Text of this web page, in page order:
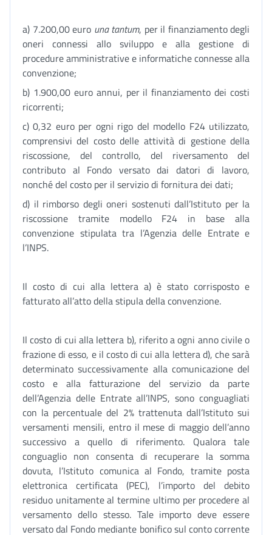
a) 7.200,00 euro una tantum, per il finanziamento degli
oneri connessi allo sviluppo e alla gestione di
procedure amministrative e informatiche connesse alla
convenzione;
b) 1.900,00 euro annui, per il finanziamento dei costi
ricorrenti;
c) 0,32 euro per ogni rigo del modello F24 utilizzato,
comprensivi del costo delle attività di gestione della
riscossione, del controllo, del riversamento del
contributo al Fondo versato dai datori di lavoro,
nonché del costo per il servizio di fornitura dei dati;
d) il rimborso degli oneri sostenuti dall’Istituto per la
riscossione tramite modello F24 in base alla
convenzione stipulata tra l’Agenzia delle Entrate e
l’INPS.
Il costo di cui alla lettera a) è stato corrisposto e
fatturato all’atto della stipula della convenzione.
Il costo di cui alla lettera b), riferito a ogni anno civile o
frazione di esso, e il costo di cui alla lettera d), che sarà
determinato successivamente alla comunicazione del
costo e alla fatturazione del servizio da parte
dell’Agenzia delle Entrate all’INPS, sono conguagliati
con la percentuale del 2% trattenuta dall’Istituto sui
versamenti mensili, entro il mese di maggio dell’anno
successivo a quello di riferimento. Qualora tale
conguaglio non consenta di recuperare la somma
dovuta, l’Istituto comunica al Fondo, tramite posta
elettronica certificata (PEC), l’importo del debito
residuo unitamente al termine ultimo per procedere al
versamento dello stesso. Tale importo deve essere
versato dal Fondo mediante bonifico sul conto corrente